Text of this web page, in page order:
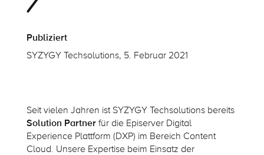
Publiziert
SYZYGY Techsolutions, 5. Februar 2021
Seit vielen Jahren ist SYZYGY Techsolutions bereits
Solution Partnerfür die Episerver Digital
Experience Plattform (DXP) im Bereich Content
Cloud. Unsere Expertise beim Einsatz der